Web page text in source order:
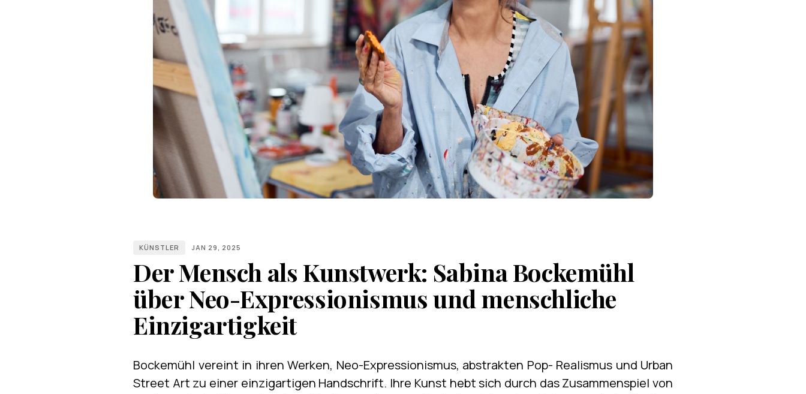
KÜNSTLER JAN 29, 2025
Der Mensch als Kunstwerk: Sabina Bockemühl
über Neo-Expressionismus und menschliche
Einzigartigkeit
Bockemühl vereint in ihren Werken, Neo-Expressionismus, abstrakten Pop- Realismus und Urban
Street Art zu einer einzigartigen Handschrift. Ihre Kunst hebt sich durch das Zusammenspiel von